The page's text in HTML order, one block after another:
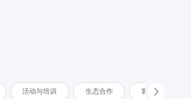
活动与培训 生态合作 客户案例
